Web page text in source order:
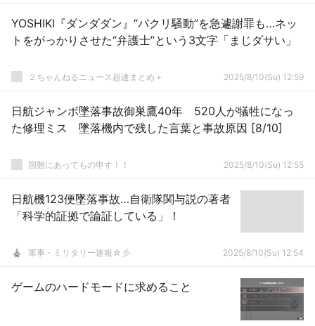
YOSHIKI『ダンダダン』“パクリ騒動”を急遽謝罪も…ネッ
トをがっかりさせた“弁護士”という3文字「まじダサい」
２ちゃんねるニュース超速まとめ＋ 2025/8/10(Su) 12:59
日航ジャンボ墜落事故御巣鷹40年 520人が犠牲になっ
た修理ミス 墜落機内で残した言葉と事故原因 [8/10]
国難にあってもの申す！！ 2025/8/10(Su) 12:55
日航機123便墜落事故…自衛隊関与説の著者
「科学的証拠で論証している」！
軍事・ミリタリー速報☆彡 2025/8/10(Su) 12:54
ゲームのハードモードに求めること